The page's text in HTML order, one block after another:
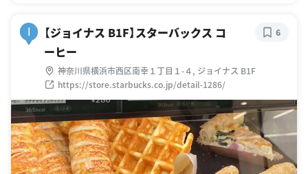
I
【ジョイナス B1F】スターバックス コ
ーヒー
神奈川県横浜市西区南幸１丁目１-４, ジョイナス B1F
https://store.starbucks.co.jp/detail-1286/
6